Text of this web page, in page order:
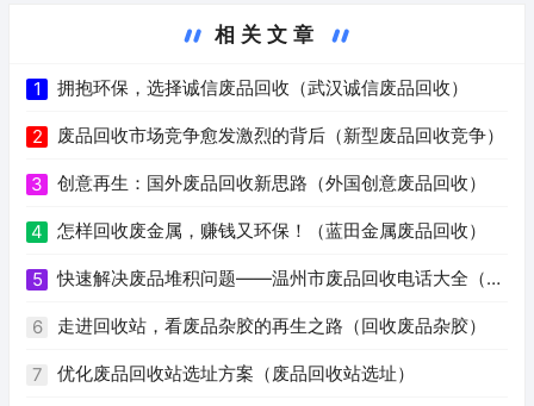
相关文章
1 拥抱环保，选择诚信废品回收（武汉诚信废品回收）
2 废品回收市场竞争愈发激烈的背后（新型废品回收竞争）
3 创意再生：国外废品回收新思路（外国创意废品回收）
4 怎样回收废金属，赚钱又环保！（蓝田金属废品回收）
5 快速解决废品堆积问题——温州市废品回收电话大全（温
州废品回收电话号码）
6 走进回收站，看废品杂胶的再生之路（回收废品杂胶）
7 优化废品回收站选址方案（废品回收站选址）